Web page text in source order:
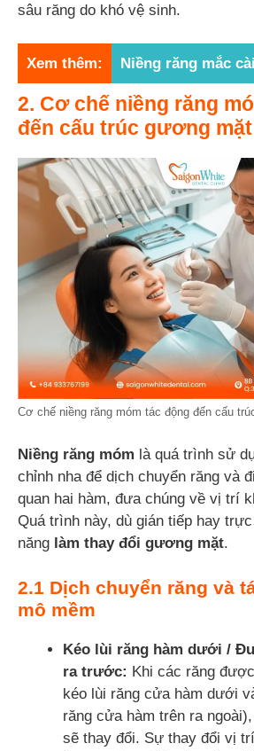
sâu răng do khó vệ sinh.
Xem thêm: Niềng răng mắc
2. Cơ chế niềng răng
đến cấu trúc gương mặt
Cơ chế niềng răng móm tác động đến cấu
Niềng răng móm là quá trình sử
chỉnh nha để dịch chuyển răng và
quan hai hàm, đưa chúng về vị trí
Quá trình này, dù gián tiếp hay
năng làm thay đổi gương mặt.
2.1 Dịch chuyển răng và
mô mềm
Kéo lùi răng hàm dưới /
ra trước: Khi các răng
kéo lùi răng cửa hàm dưới
răng cửa hàm trên ra
sẽ thay đổi. Sự thay đổi vị